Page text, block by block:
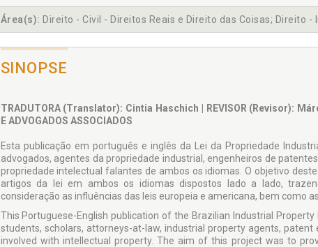
Área(s): Direito - Civil - Direitos Reais e Direito das Coisas; Direito -
SINOPSE
TRADUTORA (Translator): Cintia Haschich | REVISOR (Revisor):
E ADVOGADOS ASSOCIADOS
Esta publicação em português e inglês da Lei da Propriedade
advogados, agentes da propriedade industrial, engenheiros de
propriedade intelectual falantes de ambos os idiomas. O objetivo
artigos da lei em ambos os idiomas dispostos lado a lado,
consideração as influências das leis europeia e americana, bem como
This Portuguese-English publication of the Brazilian Industrial
students, scholars, attorneys-at-law, industrial property agents,
involved with intellectual property. The aim of this project was to